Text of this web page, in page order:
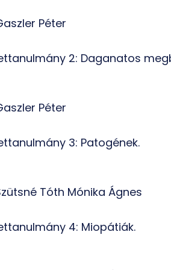
Péter
2: Daganatos
Péter
3: Patogének.
Tóth Mónika Ágnes
4: Miopátiák.